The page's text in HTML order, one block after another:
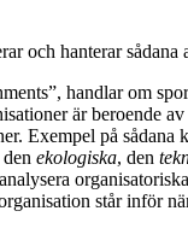
och hanterar sådana
handlar om
är beroende
Exempel på sådana
den ekologiska, den
organisatoriska
står inför